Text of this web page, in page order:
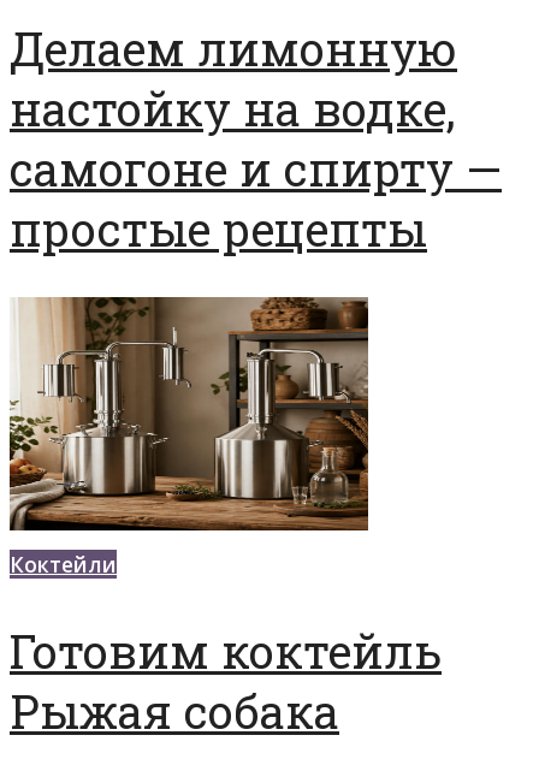
Делаем лимонную
настойку на водке,
самогоне и спирту —
простые рецепты
Коктейли
Готовим коктейль
Рыжая собака